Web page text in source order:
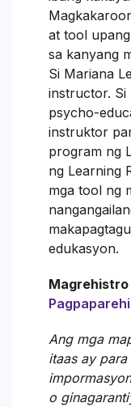
at tool
sa kanyang
Si Mariana
instructor. Si
psycho-
instruktor
program ng
ng Learning
mga tool ng
edukasyon.
Ang mga
itaas ay
o